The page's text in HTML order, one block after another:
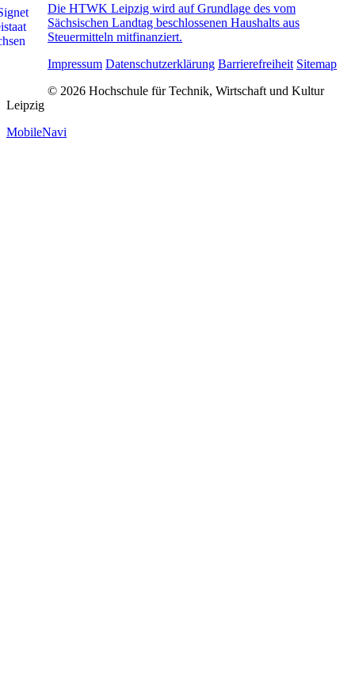
Die HTWK Leipzig wird auf Grundlage des vom
Sächsischen Landtag beschlossenen Haushalts aus
Steuermitteln mitfinanziert.
Impressum Datenschutzerklärung Barrierefreiheit Sitemap
© 2026 Hochschule für Technik, Wirtschaft und Kultur
Leipzig
MobileNavi